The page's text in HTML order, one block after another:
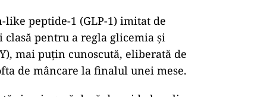
peptide-1 (GLP-1) imitat de
clasă pentru a regla glicemia și
mai puțin cunoscută, eliberată de
de mâncare la finalul unei mese.